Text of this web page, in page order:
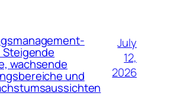
wachsende
und
July
12,
2026